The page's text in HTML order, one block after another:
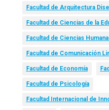
Facultad de Arquitectura
Facultad de Ciencias de la
Facultad de Ciencias
Facultad de Comunicación
Facultad de Economía
Facultad de Psicología
Facultad Internacional de